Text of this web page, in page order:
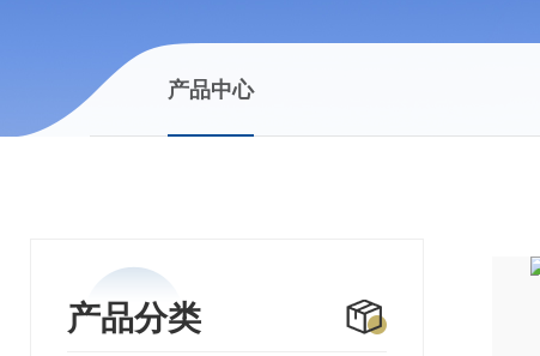
产品中心
产品分类